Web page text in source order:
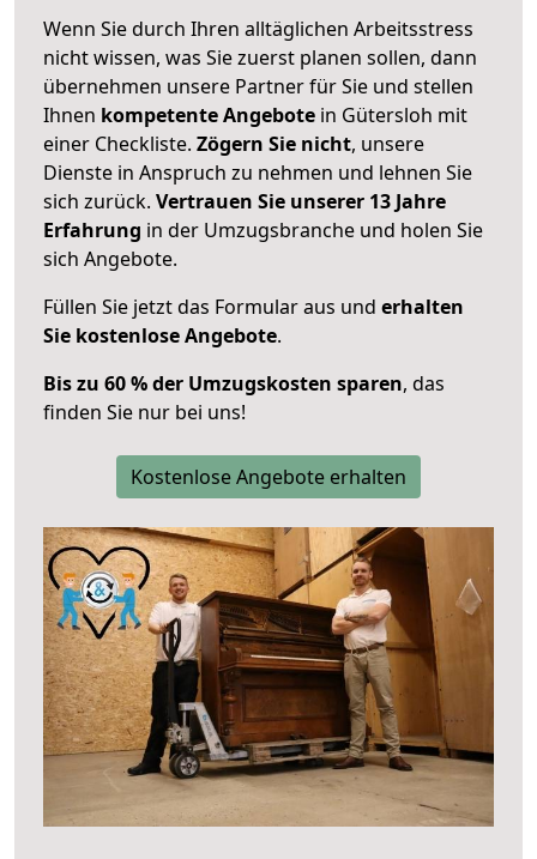
Wenn Sie durch Ihren alltäglichen Arbeitsstress
nicht wissen, was Sie zuerst planen sollen, dann
übernehmen unsere Partner für Sie und stellen
Ihnen kompetente Angebote in Gütersloh mit
einer Checkliste. Zögern Sie nicht, unsere
Dienste in Anspruch zu nehmen und lehnen Sie
sich zurück. Vertrauen Sie unserer 13 Jahre
Erfahrung in der Umzugsbranche und holen Sie
sich Angebote.
Füllen Sie jetzt das Formular aus und erhalten
Sie kostenlose Angebote.
Bis zu 60 % der Umzugskosten sparen, das
finden Sie nur bei uns!
Kostenlose Angebote erhalten